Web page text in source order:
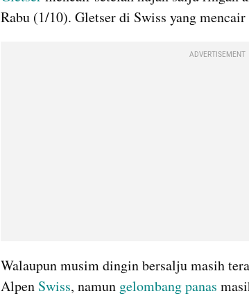
Rabu (1/10). Gletser di Swiss yang
ADVERTISEMENT
Walaupun musim dingin bersalju masih
Alpen Swiss, namun gelombang panas